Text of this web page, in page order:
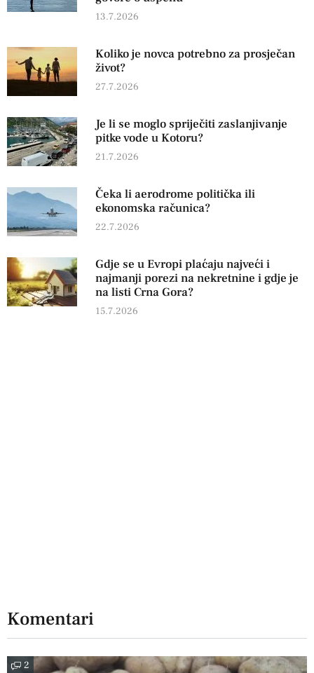
13.7.2026
Koliko je novca potrebno za prosječan
život?
27.7.2026
Je li se moglo spriječiti zaslanjivanje
pitke vode u Kotoru?
21.7.2026
Čeka li aerodrome politička ili
ekonomska računica?
22.7.2026
Gdje se u Evropi plaćaju najveći i
najmanji porezi na nekretnine i gdje je
na listi Crna Gora?
15.7.2026
Komentari
2